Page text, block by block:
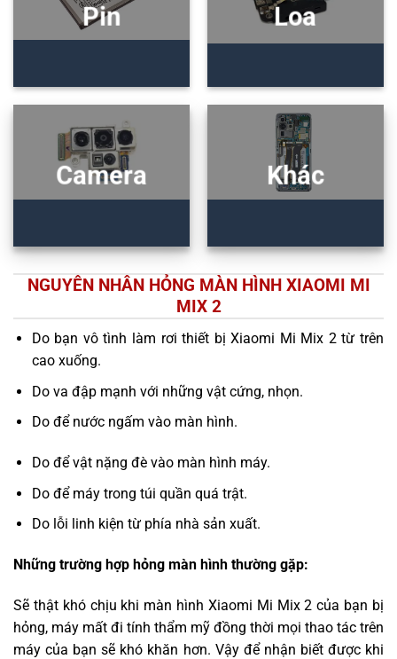
Pin Loa
Camera Khác
NGUYÊN NHÂN HỎNG MÀN HÌNH XIAOMI MI
MIX 2
Do bạn vô tình làm rơi thiết bị Xiaomi Mi Mix 2 từ trên
cao xuống.
Do va đập mạnh với những vật cứng, nhọn.
Do để nước ngấm vào màn hình.
Do để vật nặng đè vào màn hình máy.
Do để máy trong túi quần quá trật.
Do lỗi linh kiện từ phía nhà sản xuất.
Những trường hợp hỏng màn hình thường gặp:
Sẽ thật khó chịu khi màn hình Xiaomi Mi Mix 2 của bạn bị
hỏng, máy mất đi tính thẩm mỹ đồng thời mọi thao tác trên
máy của bạn sẽ khó khăn hơn. Vậy để nhận biết được khi